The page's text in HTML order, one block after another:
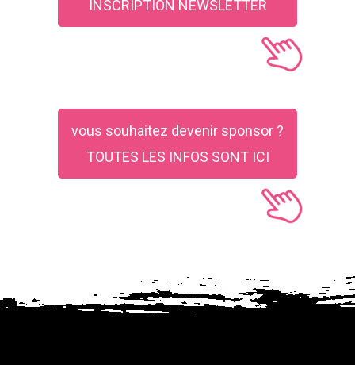
INSCRIPTION NEWSLETTER
vous souhaitez devenir sponsor ?
TOUTES LES INFOS SONT ICI